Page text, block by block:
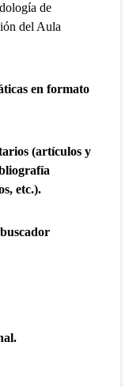
de
del Aula
en formato
(artículos y
etc.).